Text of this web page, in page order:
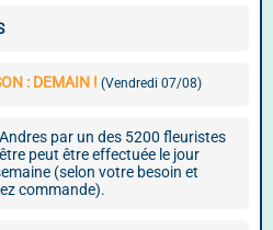
: DEMAIN ! (Vendredi 07/08)
par un des 5200 fleuristes
peut être effectuée le jour
(selon votre besoin et
commande).